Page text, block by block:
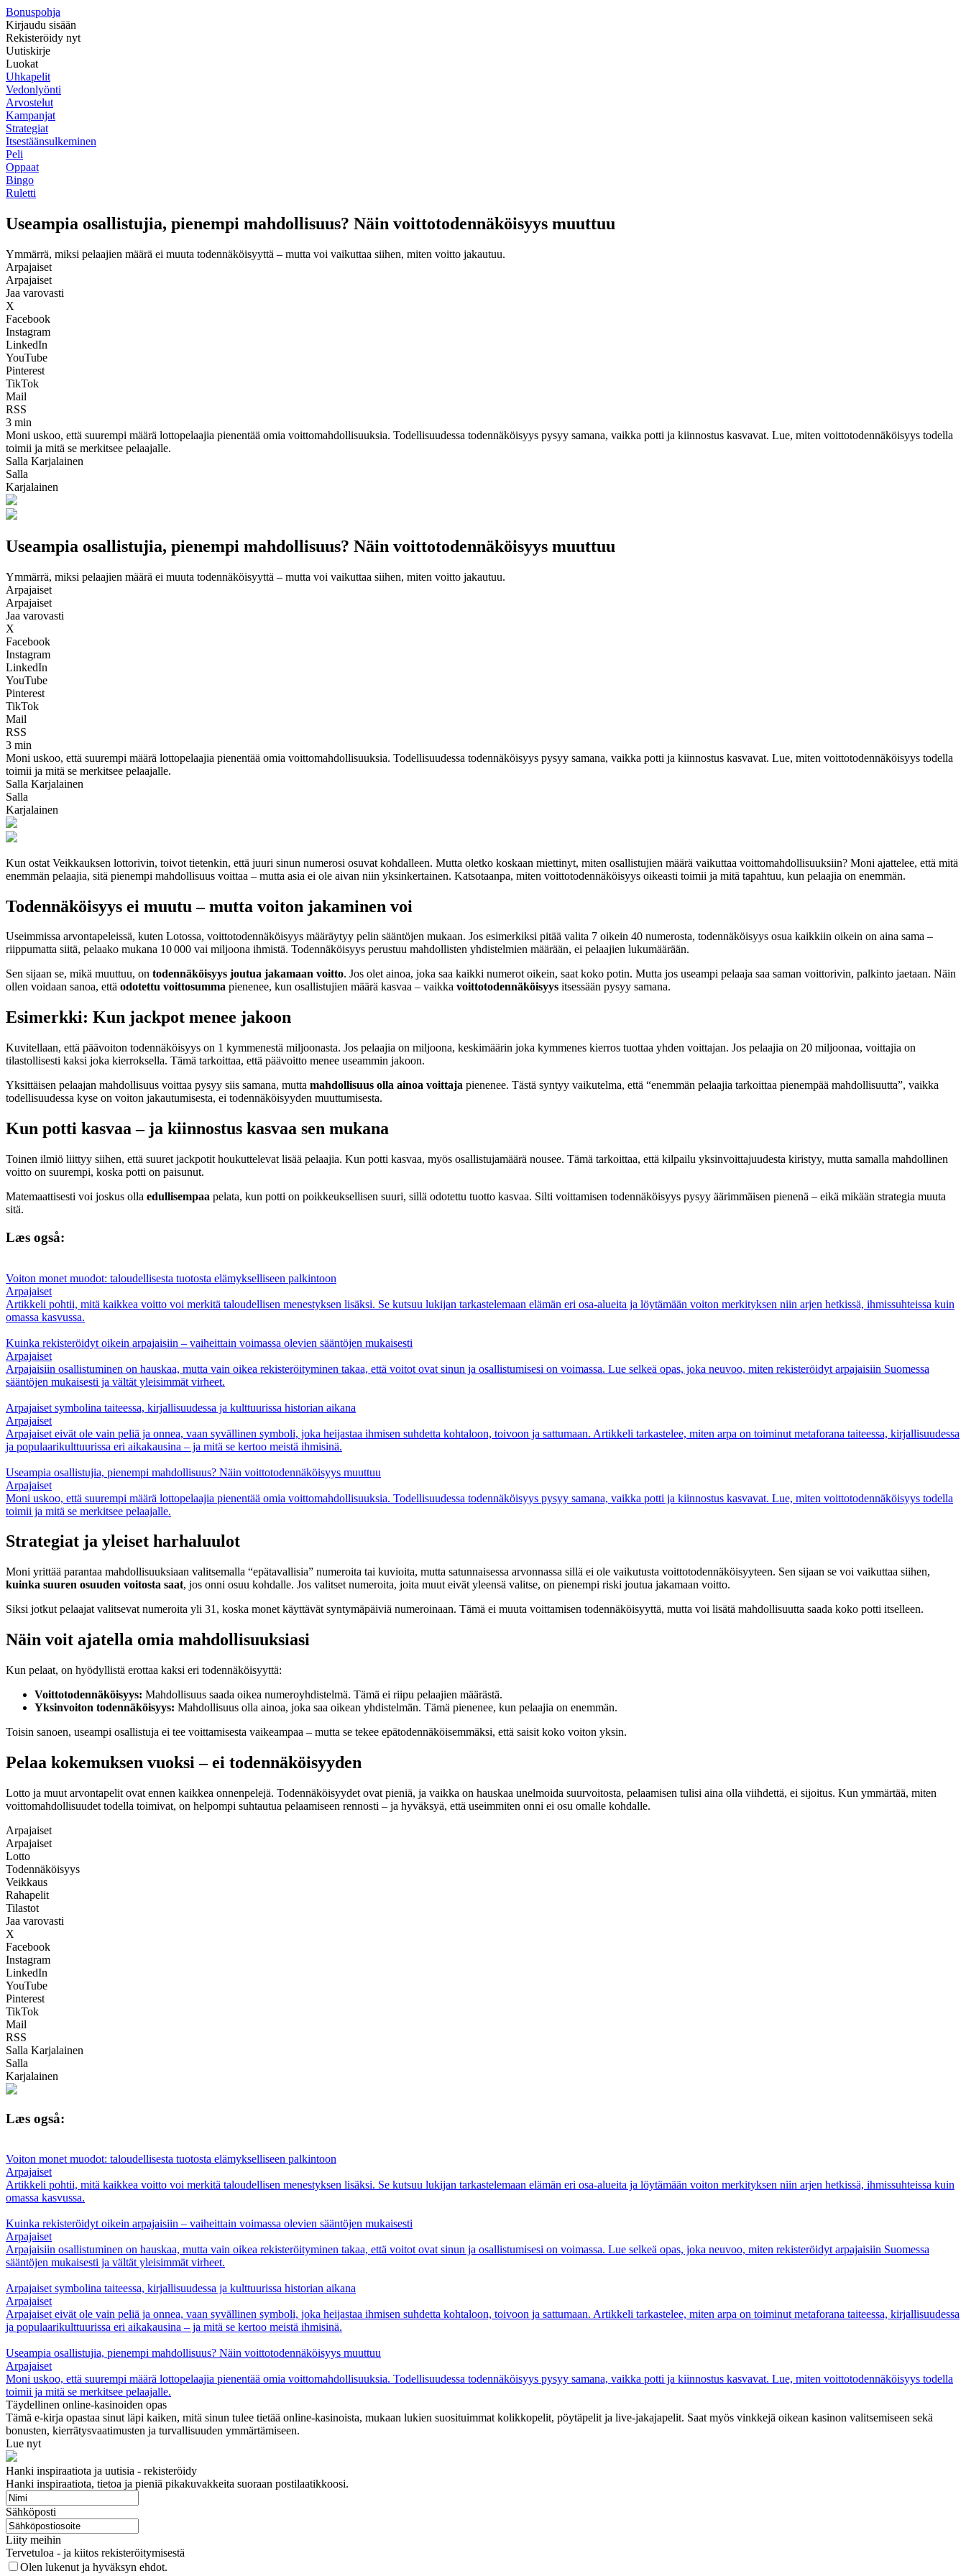
Bonuspohja
Kirjaudu sisään
Rekisteröidy nyt
Uutiskirje
Luokat
Uhkapelit
Vedonlyönti
Arvostelut
Kampanjat
Strategiat
Itsestäänsulkeminen
Peli
Oppaat
Bingo
Ruletti
Useampia osallistujia, pienempi mahdollisuus? Näin voittotodennäköisyys muuttuu
Ymmärrä, miksi pelaajien määrä ei muuta todennäköisyyttä – mutta voi vaikuttaa siihen, miten voitto jakautuu.
Arpajaiset
Arpajaiset
Jaa varovasti
X
Facebook
Instagram
LinkedIn
YouTube
Pinterest
TikTok
Mail
RSS
3 min
Moni uskoo, että suurempi määrä lottopelaajia pienentää omia voittomahdollisuuksia. Todellisuudessa todennäköisyys pysyy samana, vaikka potti ja kiinnostus kasvavat. Lue, miten voittotodennäköisyys todella
toimii ja mitä se merkitsee pelaajalle.
Salla Karjalainen
Salla
Karjalainen
Useampia osallistujia, pienempi mahdollisuus? Näin voittotodennäköisyys muuttuu
Ymmärrä, miksi pelaajien määrä ei muuta todennäköisyyttä – mutta voi vaikuttaa siihen, miten voitto jakautuu.
Arpajaiset
Arpajaiset
Jaa varovasti
X
Facebook
Instagram
LinkedIn
YouTube
Pinterest
TikTok
Mail
RSS
3 min
Moni uskoo, että suurempi määrä lottopelaajia pienentää omia voittomahdollisuuksia. Todellisuudessa todennäköisyys pysyy samana, vaikka potti ja kiinnostus kasvavat. Lue, miten voittotodennäköisyys todella
toimii ja mitä se merkitsee pelaajalle.
Salla Karjalainen
Salla
Karjalainen
Kun ostat Veikkauksen lottorivin, toivot tietenkin, että juuri sinun numerosi osuvat kohdalleen. Mutta oletko koskaan miettinyt, miten osallistujien määrä vaikuttaa voittomahdollisuuksiin? Moni ajattelee, että mitä
enemmän pelaajia, sitä pienempi mahdollisuus voittaa – mutta asia ei ole aivan niin yksinkertainen. Katsotaanpa, miten voittotodennäköisyys oikeasti toimii ja mitä tapahtuu, kun pelaajia on enemmän.
Todennäköisyys ei muutu – mutta voiton jakaminen voi
Useimmissa arvontapeleissä, kuten Lotossa, voittotodennäköisyys määräytyy pelin sääntöjen mukaan. Jos esimerkiksi pitää valita 7 oikein 40 numerosta, todennäköisyys osua kaikkiin oikein on aina sama –
riippumatta siitä, pelaako mukana 10 000 vai miljoona ihmistä. Todennäköisyys perustuu mahdollisten yhdistelmien määrään, ei pelaajien lukumäärään.
Sen sijaan se, mikä muuttuu, on todennäköisyys joutua jakamaan voitto. Jos olet ainoa, joka saa kaikki numerot oikein, saat koko potin. Mutta jos useampi pelaaja saa saman voittorivin, palkinto jaetaan. Näin
ollen voidaan sanoa, että odotettu voittosumma pienenee, kun osallistujien määrä kasvaa – vaikka voittotodennäköisyys itsessään pysyy samana.
Esimerkki: Kun jackpot menee jakoon
Kuvitellaan, että päävoiton todennäköisyys on 1 kymmenestä miljoonasta. Jos pelaajia on miljoona, keskimäärin joka kymmenes kierros tuottaa yhden voittajan. Jos pelaajia on 20 miljoonaa, voittajia on
tilastollisesti kaksi joka kierroksella. Tämä tarkoittaa, että päävoitto menee useammin jakoon.
Yksittäisen pelaajan mahdollisuus voittaa pysyy siis samana, mutta mahdollisuus olla ainoa voittaja pienenee. Tästä syntyy vaikutelma, että “enemmän pelaajia tarkoittaa pienempää mahdollisuutta”, vaikka
todellisuudessa kyse on voiton jakautumisesta, ei todennäköisyyden muuttumisesta.
Kun potti kasvaa – ja kiinnostus kasvaa sen mukana
Toinen ilmiö liittyy siihen, että suuret jackpotit houkuttelevat lisää pelaajia. Kun potti kasvaa, myös osallistujamäärä nousee. Tämä tarkoittaa, että kilpailu yksinvoittajuudesta kiristyy, mutta samalla mahdollinen
voitto on suurempi, koska potti on paisunut.
Matemaattisesti voi joskus olla edullisempaa pelata, kun potti on poikkeuksellisen suuri, sillä odotettu tuotto kasvaa. Silti voittamisen todennäköisyys pysyy äärimmäisen pienenä – eikä mikään strategia muuta
sitä.
Læs også:
Voiton monet muodot: taloudellisesta tuotosta elämykselliseen palkintoon
Arpajaiset
Artikkeli pohtii, mitä kaikkea voitto voi merkitä taloudellisen menestyksen lisäksi. Se kutsuu lukijan tarkastelemaan elämän eri osa-alueita ja löytämään voiton merkityksen niin arjen hetkissä, ihmissuhteissa kuin
omassa kasvussa.
Kuinka rekisteröidyt oikein arpajaisiin – vaiheittain voimassa olevien sääntöjen mukaisesti
Arpajaiset
Arpajaisiin osallistuminen on hauskaa, mutta vain oikea rekisteröityminen takaa, että voitot ovat sinun ja osallistumisesi on voimassa. Lue selkeä opas, joka neuvoo, miten rekisteröidyt arpajaisiin Suomessa
sääntöjen mukaisesti ja vältät yleisimmät virheet.
Arpajaiset symbolina taiteessa, kirjallisuudessa ja kulttuurissa historian aikana
Arpajaiset
Arpajaiset eivät ole vain peliä ja onnea, vaan syvällinen symboli, joka heijastaa ihmisen suhdetta kohtaloon, toivoon ja sattumaan. Artikkeli tarkastelee, miten arpa on toiminut metaforana taiteessa, kirjallisuudessa
ja populaarikulttuurissa eri aikakausina – ja mitä se kertoo meistä ihmisinä.
Useampia osallistujia, pienempi mahdollisuus? Näin voittotodennäköisyys muuttuu
Arpajaiset
Moni uskoo, että suurempi määrä lottopelaajia pienentää omia voittomahdollisuuksia. Todellisuudessa todennäköisyys pysyy samana, vaikka potti ja kiinnostus kasvavat. Lue, miten voittotodennäköisyys todella
toimii ja mitä se merkitsee pelaajalle.
Strategiat ja yleiset harhaluulot
Moni yrittää parantaa mahdollisuuksiaan valitsemalla “epätavallisia” numeroita tai kuvioita, mutta satunnaisessa arvonnassa sillä ei ole vaikutusta voittotodennäköisyyteen. Sen sijaan se voi vaikuttaa siihen,
kuinka suuren osuuden voitosta saat, jos onni osuu kohdalle. Jos valitset numeroita, joita muut eivät yleensä valitse, on pienempi riski joutua jakamaan voitto.
Siksi jotkut pelaajat valitsevat numeroita yli 31, koska monet käyttävät syntymäpäiviä numeroinaan. Tämä ei muuta voittamisen todennäköisyyttä, mutta voi lisätä mahdollisuutta saada koko potti itselleen.
Näin voit ajatella omia mahdollisuuksiasi
Kun pelaat, on hyödyllistä erottaa kaksi eri todennäköisyyttä:
Voittotodennäköisyys: Mahdollisuus saada oikea numeroyhdistelmä. Tämä ei riipu pelaajien määrästä.
Yksinvoiton todennäköisyys: Mahdollisuus olla ainoa, joka saa oikean yhdistelmän. Tämä pienenee, kun pelaajia on enemmän.
Toisin sanoen, useampi osallistuja ei tee voittamisesta vaikeampaa – mutta se tekee epätodennäköisemmäksi, että saisit koko voiton yksin.
Pelaa kokemuksen vuoksi – ei todennäköisyyden
Lotto ja muut arvontapelit ovat ennen kaikkea onnenpelejä. Todennäköisyydet ovat pieniä, ja vaikka on hauskaa unelmoida suurvoitosta, pelaamisen tulisi aina olla viihdettä, ei sijoitus. Kun ymmärtää, miten
voittomahdollisuudet todella toimivat, on helpompi suhtautua pelaamiseen rennosti – ja hyväksyä, että useimmiten onni ei osu omalle kohdalle.
Arpajaiset
Arpajaiset
Lotto
Todennäköisyys
Veikkaus
Rahapelit
Tilastot
Jaa varovasti
X
Facebook
Instagram
LinkedIn
YouTube
Pinterest
TikTok
Mail
RSS
Salla Karjalainen
Salla
Karjalainen
Læs også:
Voiton monet muodot: taloudellisesta tuotosta elämykselliseen palkintoon
Arpajaiset
Artikkeli pohtii, mitä kaikkea voitto voi merkitä taloudellisen menestyksen lisäksi. Se kutsuu lukijan tarkastelemaan elämän eri osa-alueita ja löytämään voiton merkityksen niin arjen hetkissä, ihmissuhteissa kuin
omassa kasvussa.
Kuinka rekisteröidyt oikein arpajaisiin – vaiheittain voimassa olevien sääntöjen mukaisesti
Arpajaiset
Arpajaisiin osallistuminen on hauskaa, mutta vain oikea rekisteröityminen takaa, että voitot ovat sinun ja osallistumisesi on voimassa. Lue selkeä opas, joka neuvoo, miten rekisteröidyt arpajaisiin Suomessa
sääntöjen mukaisesti ja vältät yleisimmät virheet.
Arpajaiset symbolina taiteessa, kirjallisuudessa ja kulttuurissa historian aikana
Arpajaiset
Arpajaiset eivät ole vain peliä ja onnea, vaan syvällinen symboli, joka heijastaa ihmisen suhdetta kohtaloon, toivoon ja sattumaan. Artikkeli tarkastelee, miten arpa on toiminut metaforana taiteessa, kirjallisuudessa
ja populaarikulttuurissa eri aikakausina – ja mitä se kertoo meistä ihmisinä.
Useampia osallistujia, pienempi mahdollisuus? Näin voittotodennäköisyys muuttuu
Arpajaiset
Moni uskoo, että suurempi määrä lottopelaajia pienentää omia voittomahdollisuuksia. Todellisuudessa todennäköisyys pysyy samana, vaikka potti ja kiinnostus kasvavat. Lue, miten voittotodennäköisyys todella
toimii ja mitä se merkitsee pelaajalle.
Täydellinen online-kasinoiden opas
Tämä e-kirja opastaa sinut läpi kaiken, mitä sinun tulee tietää online-kasinoista, mukaan lukien suosituimmat kolikkopelit, pöytäpelit ja live-jakajapelit. Saat myös vinkkejä oikean kasinon valitsemiseen sekä
bonusten, kierrätysvaatimusten ja turvallisuuden ymmärtämiseen.
Lue nyt
Hanki inspiraatiota ja uutisia - rekisteröidy
Hanki inspiraatiota, tietoa ja pieniä pikakuvakkeita suoraan postilaatikkoosi.
Sähköposti
Liity meihin
Tervetuloa - ja kiitos rekisteröitymisestä
Olen lukenut ja hyväksyn ehdot.